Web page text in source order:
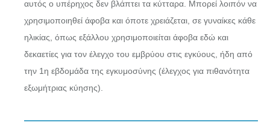
αυτός ο υπέρηχος δεν βλάπτει τα κύτταρα. Μπορεί λοιπόν να
χρησιμοποιηθεί άφοβα και όποτε χρειάζεται, σε γυναίκες κάθε
ηλικίας, όπως εξάλλου χρησιμοποιείται άφοβα εδώ και
δεκαετίες για τον έλεγχο του εμβρύου στις εγκύους, ήδη από
την 1η εβδομάδα της εγκυμοσύνης (έλεγχος για πιθανότητα
εξωμήτριας κύησης).